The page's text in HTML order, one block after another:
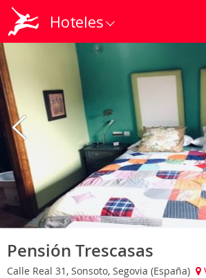
Hoteles
Pensión Trescasas
Calle Real 31, Sonsoto, Segovia (España)